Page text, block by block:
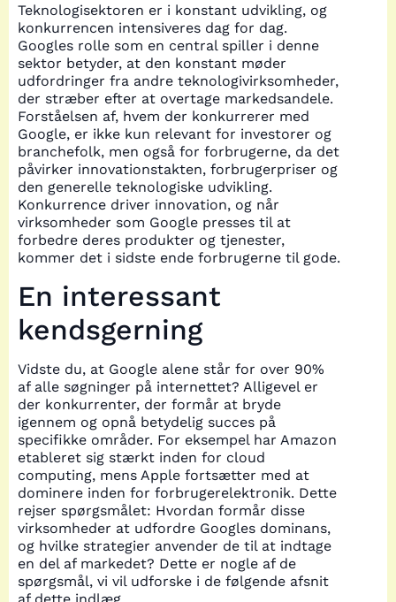
Teknologisektoren er i konstant udvikling, og
konkurrencen intensiveres dag for dag.
Googles rolle som en central spiller i denne
sektor betyder, at den konstant møder
udfordringer fra andre teknologivirksomheder,
der stræber efter at overtage markedsandele.
Forståelsen af, hvem der konkurrerer med
Google, er ikke kun relevant for investorer og
branchefolk, men også for forbrugerne, da det
påvirker innovationstakten, forbrugerpriser og
den generelle teknologiske udvikling.
Konkurrence driver innovation, og når
virksomheder som Google presses til at
forbedre deres produkter og tjenester,
kommer det i sidste ende forbrugerne til gode.
En interessant
kendsgerning
Vidste du, at Google alene står for over 90%
af alle søgninger på internettet? Alligevel er
der konkurrenter, der formår at bryde
igennem og opnå betydelig succes på
specifikke områder. For eksempel har Amazon
etableret sig stærkt inden for cloud
computing, mens Apple fortsætter med at
dominere inden for forbrugerelektronik. Dette
rejser spørgsmålet: Hvordan formår disse
virksomheder at udfordre Googles dominans,
og hvilke strategier anvender de til at indtage
en del af markedet? Dette er nogle af de
spørgsmål, vi vil udforske i de følgende afsnit